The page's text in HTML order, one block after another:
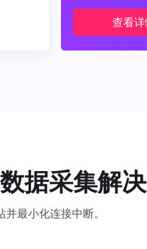
查看
据采集解
最小化连接中断。